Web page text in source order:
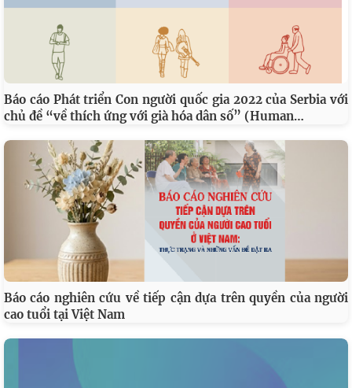
Báo cáo Phát triển Con người quốc gia 2022 của Serbia với
chủ đề “về thích ứng với già hóa dân số” (Human…
Báo cáo nghiên cứu về tiếp cận dựa trên quyền của người
cao tuổi tại Việt Nam